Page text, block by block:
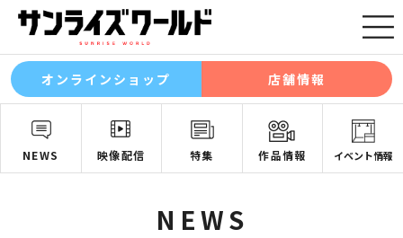
オンラインショップ 店舗情報
NEWS 映像配信 特集 作品情報 イベント情報
NEWS